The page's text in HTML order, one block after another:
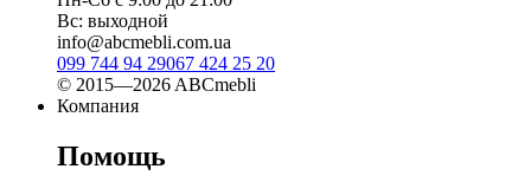
Вс: выходной
info@abcmebli.com.ua
099 744 94 29067 424 25 20
© 2015—2026 ABCmebli
Компания
Помощь